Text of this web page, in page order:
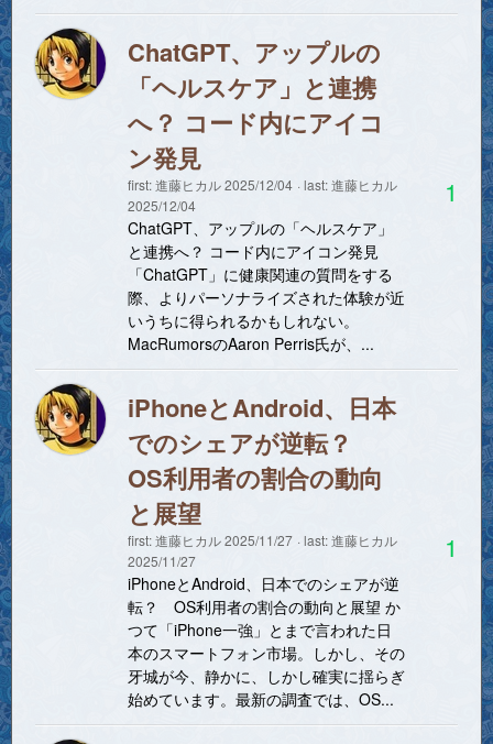
ChatGPT、アップルの
「ヘルスケア」と連携
へ？ コード内にアイコ
ン発見
first:進藤ヒカル2025/12/04 last:進藤ヒカル
2025/12/04
ChatGPT、アップルの「ヘルスケア」
と連携へ？ コード内にアイコン発見
「ChatGPT」に健康関連の質問をする
際、よりパーソナライズされた体験が近
いうちに得られるかもしれない。
MacRumorsのAaron Perris氏が、...
1
iPhoneとAndroid、日本
でのシェアが逆転？
OS利用者の割合の動向
と展望
first:進藤ヒカル2025/11/27 last:進藤ヒカル
2025/11/27
iPhoneとAndroid、日本でのシェアが逆
転？ OS利用者の割合の動向と展望 か
つて「iPhone一強」とまで言われた日
本のスマートフォン市場。しかし、その
牙城が今、静かに、しかし確実に揺らぎ
始めています。最新の調査では、OS...
1